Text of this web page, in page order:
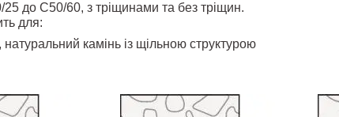
25 до C50/60, з тріщинами та без тріщин.
для:
камінь із щільною структурою